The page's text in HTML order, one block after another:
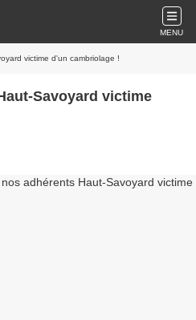
MENU
victime d'un cambriolage !
Savoyard victime